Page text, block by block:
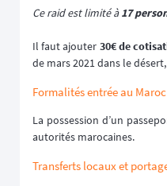
Ce raid est limité à17
Il faut ajouter 30€ de
de mars 2021 dans le
Formalités entrée au
La possession d’un
autorités marocaines.
Transferts locaux et